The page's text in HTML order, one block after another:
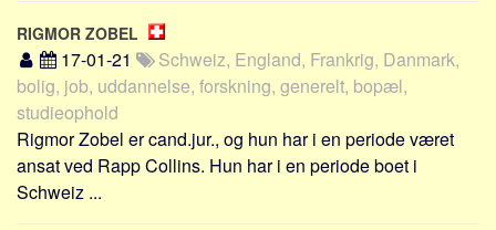
RIGMOR ZOBEL
17-01-21
Schweiz, England, Frankrig, Danmark,
bolig, job, uddannelse, forskning, generelt, bopæl,
studieophold
Rigmor Zobel er cand.jur., og hun har i en periode været
ansat ved Rapp Collins. Hun har i en periode boet i
Schweiz ...